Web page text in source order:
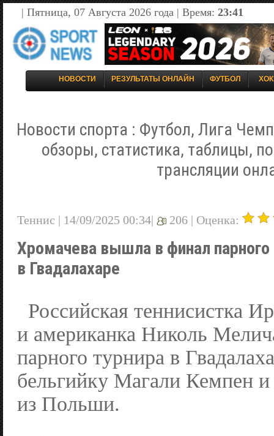
| Пятница, 07 Августа 2026 года | Время: 23:41
НОВОСТИ РЕЗУЛЬТАТЫ ОНЛАЙН ФУТБОЛ
Новости спорта : Футбол, Лига
обзоры, статистика, таблицы,
трансляции
Теннис | 14/09/2025 00:34| 206 | Оценка:
Хромачева вышла в финал парного
в Гвадалахаре
Российская теннисистка
и американка Николь
парного турнира в
бельгийку Магали Кемпен
из Польши.